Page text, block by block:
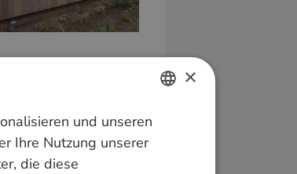
+31 348 820000
DUTCH
GERMAN
×
und unseren
Ihre Nutzung unserer
die diese